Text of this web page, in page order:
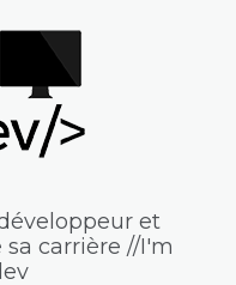
et
carrière //I'm